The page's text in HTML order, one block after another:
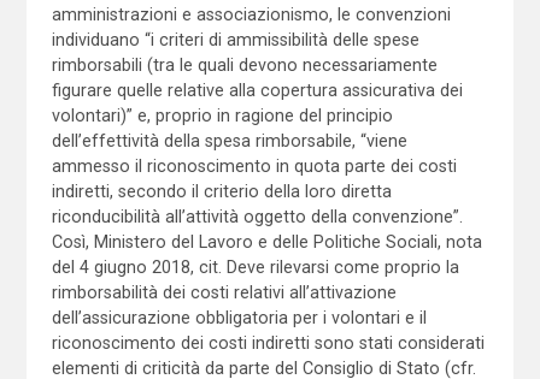
amministrazioni e associazionismo, le convenzioni
individuano “i criteri di ammissibilità delle spese
rimborsabili (tra le quali devono necessariamente
figurare quelle relative alla copertura assicurativa dei
volontari)” e, proprio in ragione del principio
dell’effettività della spesa rimborsabile, “viene
ammesso il riconoscimento in quota parte dei costi
indiretti, secondo il criterio della loro diretta
riconducibilità all’attività oggetto della convenzione”.
Così, Ministero del Lavoro e delle Politiche Sociali, nota
del 4 giugno 2018, cit. Deve rilevarsi come proprio la
rimborsabilità dei costi relativi all’attivazione
dell’assicurazione obbligatoria per i volontari e il
riconoscimento dei costi indiretti sono stati considerati
elementi di criticità da parte del Consiglio di Stato (cfr.